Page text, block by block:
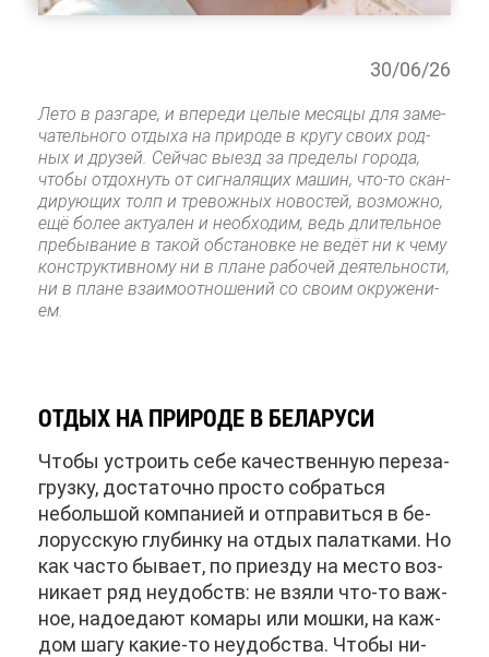
30/06/26
Ле­то в раз­га­ре, и впе­ре­ди це­лые ме­ся­цы для за­ме­
ча­тель­но­го от­ды­ха на при­ро­де в кру­гу сво­их род­
ных и дру­зей. Сей­час вы­езд за пре­де­лы го­ро­да,
что­бы от­дох­нуть от сиг­на­ля­щих ма­шин, что-то скан­
ди­ру­ю­щих толп и тре­вож­ных но­во­стей, воз­мож­но,
ещё бо­лее ак­туа­лен и необ­хо­дим, ведь дли­тель­ное
пре­бы­ва­ние в та­кой об­ста­нов­ке не ве­дёт ни к че­му
кон­струк­тив­но­му ни в плане ра­бо­чей де­я­тель­но­сти,
ни в плане вза­и­мо­от­но­ше­ний со сво­им окру­же­ни­
ем.
ОТ­ДЫХ НА ПРИ­РО­ДЕ В БЕ­ЛА­РУ­СИ
Что­бы устро­ить се­бе ка­че­ствен­ную пе­ре­за­
груз­ку, до­ста­точ­но про­сто со­брать­ся
неболь­шой ком­па­ни­ей и от­пра­вить­ся в бе­
ло­рус­скую глу­бин­ку на от­дых па­лат­ка­ми. Но
как ча­сто бы­ва­ет, по при­ез­ду на ме­сто воз­
ни­ка­ет ряд неудобств: не взя­ли что-то важ­
ное, на­до­еда­ют ко­ма­ры или мош­ки, на каж­
дом ша­гу ка­кие-то неудоб­ства. Что­бы ни­